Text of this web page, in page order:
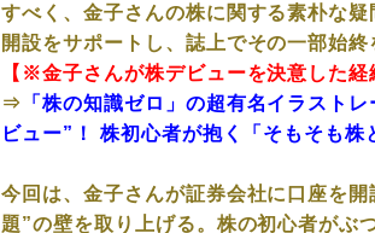
すべく、金子さんの株に関する素朴な
開設をサポートし、誌上でその一部始終
【※金子さんが株デビューを決意した経
⇒ 「株の知識ゼロ」の超有名イラスト
ビュー”！ 株初心者が抱く「そもそも
今回は、金子さんが証券会社に口座を
題”の壁を取り上げる。株の初心者がぶ